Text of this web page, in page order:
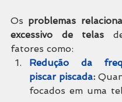
Os problemas
excessivo de telas
fatores como:
Redução da
piscar piscada:
focados em uma